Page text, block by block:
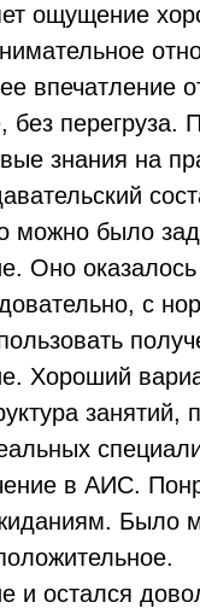
ощущение
впечатление
перегруза.
знания на
можно было
Оно
с
Хороший
в АИС.
Было
и остался